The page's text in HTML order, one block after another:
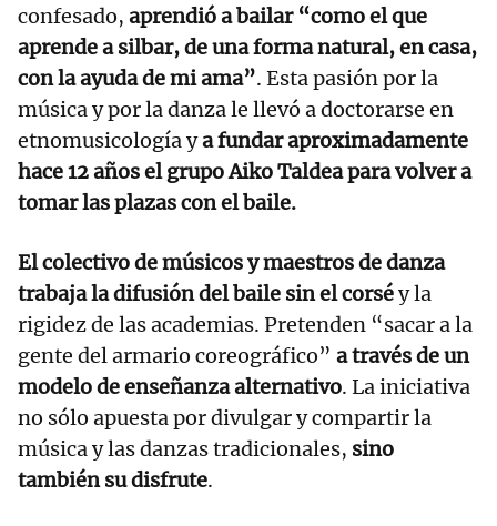
confesado, aprendió a bailar “como el que
aprende a silbar, de una forma natural, en casa,
con la ayuda de mi ama”. Esta pasión por la
música y por la danza le llevó a doctorarse en
etnomusicología ya fundar aproximadamente
hace 12 años el grupo Aiko Taldea para volver a
tomar las plazas con el baile.
El colectivo de músicos y maestros de danza
trabaja la difusión del baile sin el corséy la
rigidez de las academias. Pretenden “sacar a la
gente del armario coreográfico” a través de un
modelo de enseñanza alternativo. La iniciativa
no sólo apuesta por divulgar y compartir la
música y las danzas tradicionales, sino
también su disfrute.